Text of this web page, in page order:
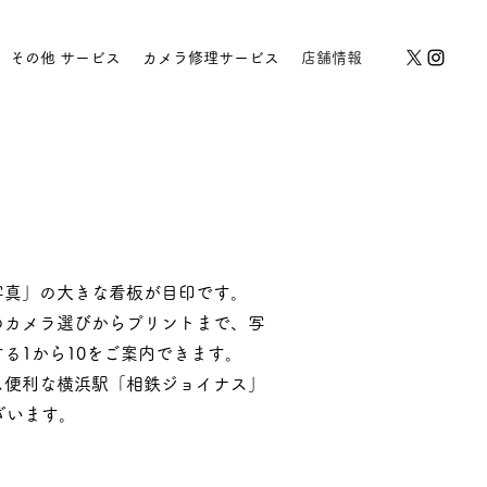
その他 サービス カメラ修理サービス 店舗情報
真」の大きな看板が目印です。
カメラ選びからプリントまで、写
る1から10をご案内できます。
便利な横浜駅「相鉄ジョイナス」
ます。